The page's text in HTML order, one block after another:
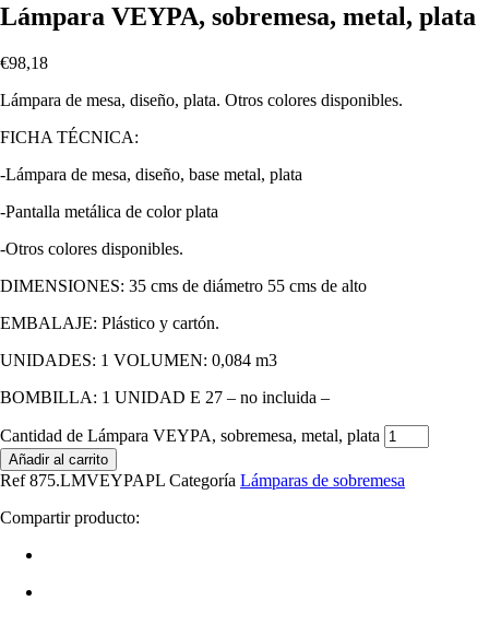
Lámpara VEYPA, sobremesa, metal, plata
€98,18
Lámpara de mesa, diseño, plata. Otros colores disponibles.
FICHA TÉCNICA:
-Lámpara de mesa, diseño, base metal, plata
-Pantalla metálica de color plata
-Otros colores disponibles.
DIMENSIONES: 35 cms de diámetro 55 cms de alto
EMBALAJE: Plástico y cartón.
UNIDADES: 1 VOLUMEN: 0,084 m3
BOMBILLA: 1 UNIDAD E 27 – no incluida –
Cantidad de Lámpara VEYPA, sobremesa, metal, plata
Añadir al carrito
Ref 875.LMVEYPAPL Categoría Lámparas de sobremesa
Compartir producto: